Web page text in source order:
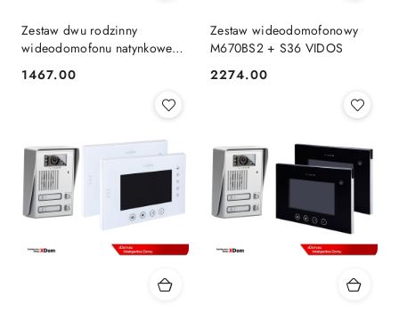
Zestaw dwu rodzinny
wideodomofonu natynkowego
Eura VDA-23A3 VDA-19A3
Cena:
1467.00
Zestaw wideodomofonowy
M670BS2 + S36 VIDOS
Cena:
2274.00